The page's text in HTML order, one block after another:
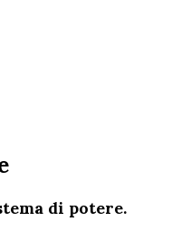
di potere.